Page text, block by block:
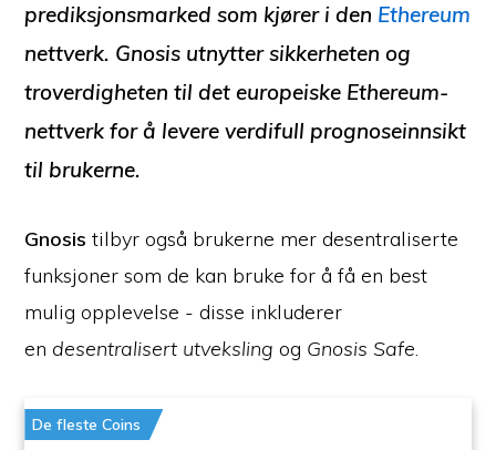
prediksjonsmarked som kjører i den Ethereum
nettverk. Gnosis utnytter sikkerheten og
troverdigheten til det europeiske Ethereum-
nettverk for å levere verdifull prognoseinnsikt
til brukerne.
Gnosistilbyr også brukerne mer desentraliserte
funksjoner som de kan bruke for å få en best
mulig opplevelse - disse inkluderer
en desentralisert utveksling og Gnosis Safe.
De fleste Coins